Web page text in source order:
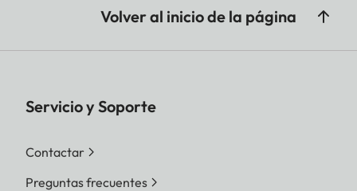
Volver al inicio de la página
Servicio y Soporte
Contactar
Preguntas frecuentes